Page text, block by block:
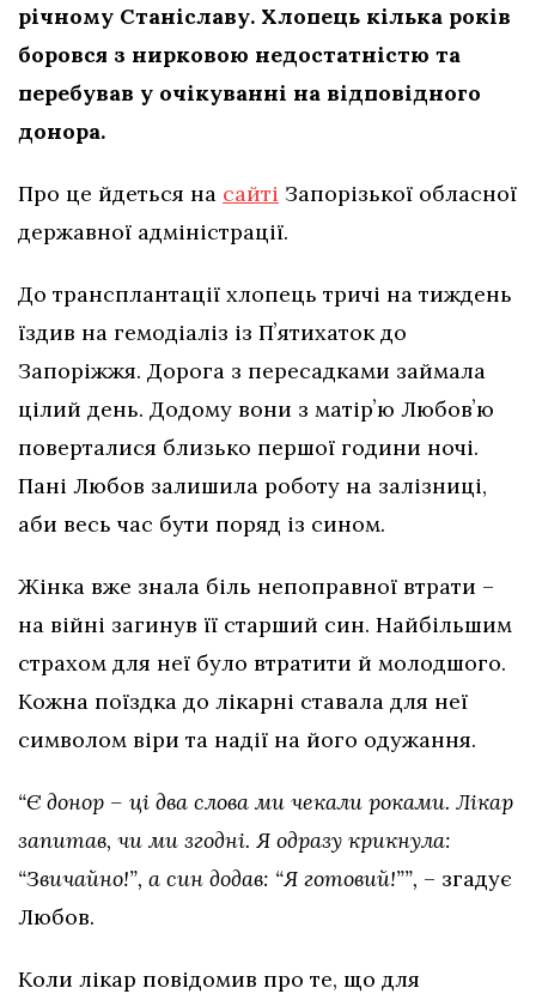
річному Станіславу. Хлопець кілька років
боровся з нирковою недостатністю та
перебував у очікуванні на відповідного
донора.
Про це йдеться на сайті Запорізької обласної
державної адміністрації.
До трансплантації хлопець тричі на тиждень
їздив на гемодіаліз із Пʼятихаток до
Запоріжжя. Дорога з пересадками займала
цілий день. Додому вони з матірʼю Любовʼю
поверталися близько першої години ночі.
Пані Любов залишила роботу на залізниці,
аби весь час бути поряд із сином.
Жінка вже знала біль непоправної втрати –
на війні загинув її старший син. Найбільшим
страхом для неї було втратити й молодшого.
Кожна поїздка до лікарні ставала для неї
символом віри та надії на його одужання.
“Є донор – ці два слова ми чекали роками. Лікар
запитав, чи ми згодні. Я одразу крикнула:
“Звичайно!”, а син додав: “Я готовий!””, – згадує
Любов.
Коли лікар повідомив про те, що для